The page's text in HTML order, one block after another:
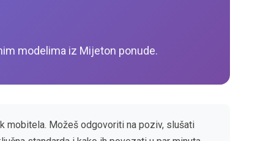
modelima iz Mijeton ponude.
mobitela. Možeš odgovoriti na poziv, slušati